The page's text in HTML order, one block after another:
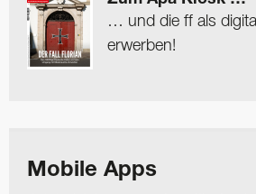
… und die ff als
erwerben!
Mobile Apps